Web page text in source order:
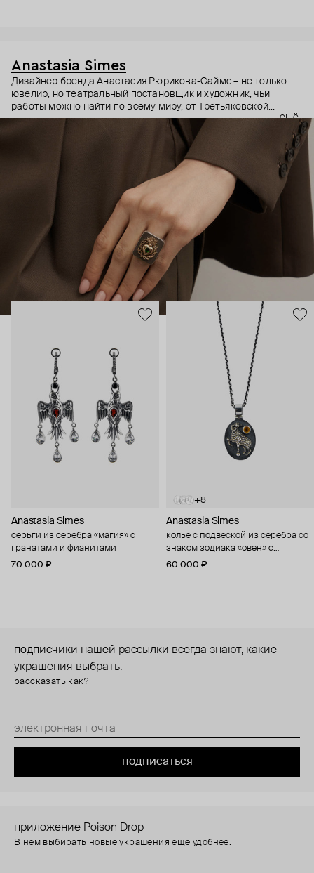
Anastasia Simes
Дизайнер бренда Анастасия Рюрикова-Саймс – не только
ювелир, но театральный постановщик и художник, чьи
работы можно найти по всему миру, от Третьяковской
галереи до выставок в США и Гонконге. Она вдохновляется
разными культурами, эпохами и символами. Причем
символы – неочевидные: например, кулоны с руками, чье
положение на жестовом языке означает «я тебя люблю» или
В этих украшениях много магии: здесь и знаки из
европейской геральдики вроде пылающих сердец, и
животные – каждое символизирует определенное умение и
силу. Философия дизайнера – в том, что украшения могут
быть не просто аксессуаром, но оберегом и талисманом.
ещё
Anastasia Simes
серьги из серебра «магия» с
гранатами и фианитами
70 000 ₽
+8
Anastasia Simes
колье с подвеской из серебра со
знаком зодиака «овен» с
цитрином и фианитами
60 000 ₽
подписчики нашей рассылки всегда знают, какие
украшения выбрать.
рассказать как?
подписаться
приложение Poison Drop
В нем выбирать новые украшения еще удобнее.